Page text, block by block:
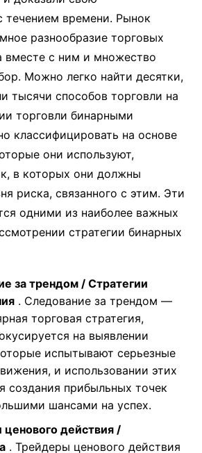
течением времени. Рынок
разнообразие торговых
вместе с ним и множество
Можно легко найти десятки,
тысячи способов торговли на
торговли бинарными
классифицировать на основе
они используют,
в которых они должны
риска, связанного с этим. Эти
одними из наиболее важных
стратегии бинарных
за трендом / Стратегии
. Следование за трендом —
торговая стратегия,
на выявлении
испытывают серьезные
и использовании этих
создания прибыльных точек
шансами на успех.
ценового действия /
. Трейдеры ценового действия